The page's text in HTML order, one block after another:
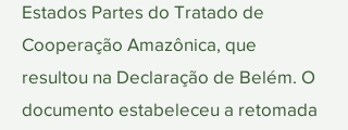
Estados Partes do Tratado de
Cooperação Amazônica, que
resultou na Declaração de Belém. O
documento estabeleceu a retomada